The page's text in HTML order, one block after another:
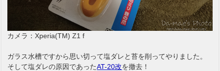
カメラ：Xperia(TM) Z1 f
ガラス水槽ですから思い切って塩ダレと苔を削ってやりました。
そして塩ダレの原因であったAT-20改を撤去！